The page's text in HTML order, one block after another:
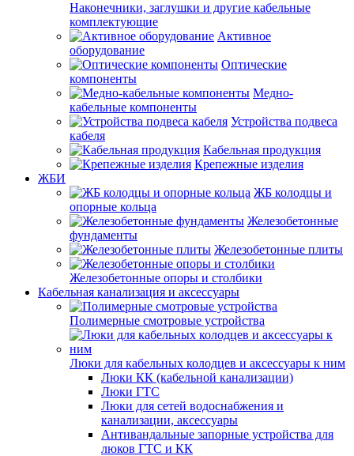
Наконечники, заглушки и другие кабельные
комплектующие
Активное
оборудование
Оптические
компоненты
Медно-
кабельные компоненты
Устройства подвеса
кабеля
Кабельная продукция
Крепежные изделия
ЖБИ
ЖБ колодцы и
опорные кольца
Железобетонные
фундаменты
Железобетонные плиты
Железобетонные опоры и столбики
Кабельная канализация и аксессуары
Полимерные смотровые устройства
Люки для кабельных колодцев и аксессуары к ним
Люки КК (кабельной канализации)
Люки ГТС
Люки для сетей водоснабжения и
канализации, аксессуары
Антивандальные запорные устройства для
люков ГТС и КК